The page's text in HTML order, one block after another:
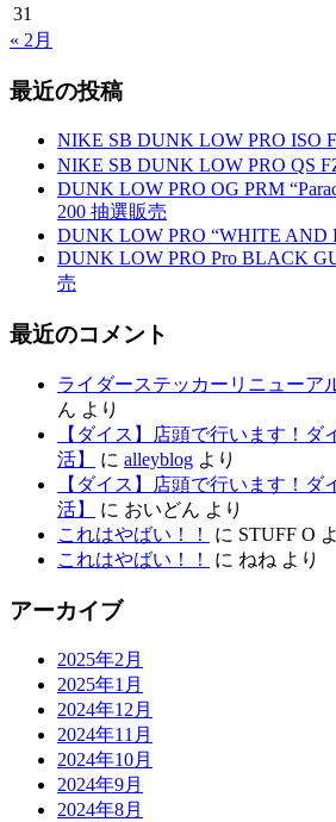
31
« 2月
最近の投稿
NIKE SB DUNK LOW PRO ISO
NIKE SB DUNK LOW PRO QS
DUNK LOW PRO OG PRM
200 抽選販売
DUNK LOW PRO “WHITE AND
DUNK LOW PRO Pro BLACK
売
最近のコメント
ライダーステッカーリニューア
ん より
【ダイス】店頭で行います！ダ
活】
に alleyblog より
【ダイス】店頭で行います！ダ
活】
に おいどん より
これはやばい！！
に STUFF O
これはやばい！！
に ねね より
アーカイブ
2025年2月
2025年1月
2024年12月
2024年11月
2024年10月
2024年9月
2024年8月